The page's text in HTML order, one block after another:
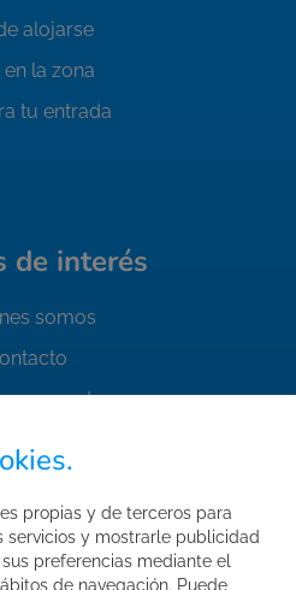
alojarse
la zona
tu entrada
de interés
somos
con nosotros
de compra
web
propias y de terceros para
servicios y mostrarle publicidad
preferencias mediante el
de navegación. Puede